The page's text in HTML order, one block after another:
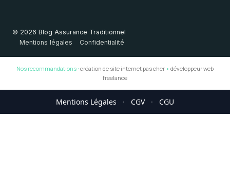
© 2026 Blog Assurance Traditionnel
Mentions légales
Confidentialité
Nos recommandations : création de site internet pas cher • développeur web
freelance
Mentions Légales · CGV · CGU